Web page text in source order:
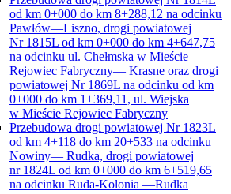
od km 0+000 do km 8+288,12 na odcinku
Pawłów—Liszno, drogi powiatowej
Nr 1815L od km 0+000 do km 4+647,75
na odcinku ul. Chełmska w Mieście
Rejowiec Fabryczny— Krasne oraz drogi
powiatowej Nr 1869L na odcinku od km
0+000 do km 1+369,11, ul. Wiejska
w Mieście Rejowiec Fabryczny
Przebudowa drogi powiatowej Nr 1823L
od km 4+118 do km 20+533 na odcinku
Nowiny— Rudka, drogi powiatowej
nr 1824L od km 0+000 do km 6+519,65
na odcinku Ruda-Kolonia —Rudka